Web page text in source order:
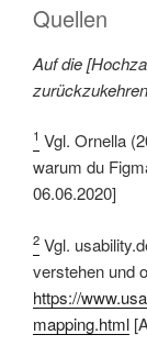
Quellen
Auf die
1 Vgl. Ornella
warum du
06.06.2020]
2 Vgl.
verstehen und
https://
mapping.html